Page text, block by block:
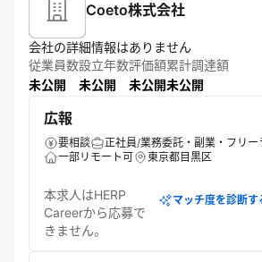
Coeto株式会社
会社の詳細情報はありません
従業員数
未公開
設立年数
未公開
評価額
未公開
累計調達額
未公開
広報
要相談
正社員/業務委託・副業・フリー
一部リモート可
東京都目黒区
本求人はHERP
Careerから応募で
きません。
マッチ度を診断す